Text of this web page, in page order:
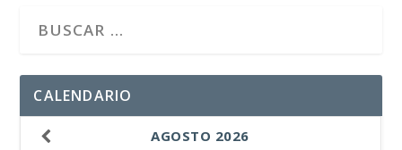
CALENDARIO
AGOSTO 2026